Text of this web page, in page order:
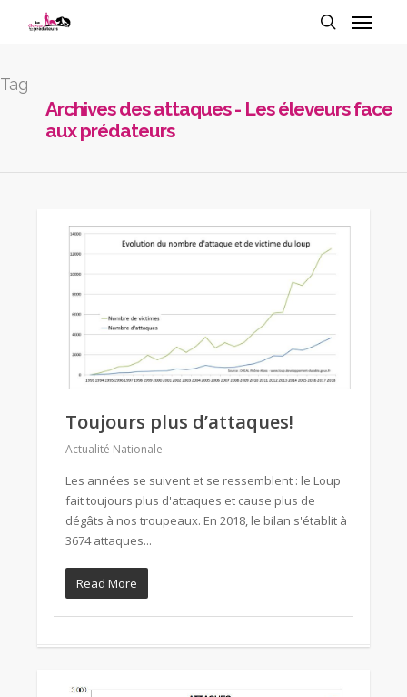
Tag
Archives des attaques - Les éleveurs face
aux prédateurs
Toujours plus d’attaques!
Actualité Nationale
Les années se suivent et se ressemblent : le Loup
fait toujours plus d'attaques et cause plus de
dégâts à nos troupeaux. En 2018, le bilan s'établit à
3674 attaques...
Read More